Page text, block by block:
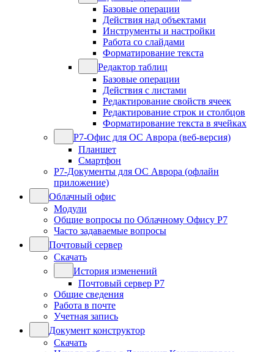
Базовые операции
Действия над объектами
Инструменты и настройки
Работа со слайдами
Форматирование текста
Редактор таблиц
Базовые операции
Действия с листами
Редактирование свойств ячеек
Редактирование строк и столбцов
Форматирование текста в ячейках
Р7-Офис для ОС Аврора (веб-версия)
Планшет
Смартфон
Р7-Документы для ОС Аврора (офлайн
приложение)
Облачный офис
Модули
Общие вопросы по Облачному Офису Р7
Часто задаваемые вопросы
Почтовый сервер
Скачать
История изменений
Почтовый сервер Р7
Общие сведения
Работа в почте
Учетная запись
Документ конструктор
Скачать